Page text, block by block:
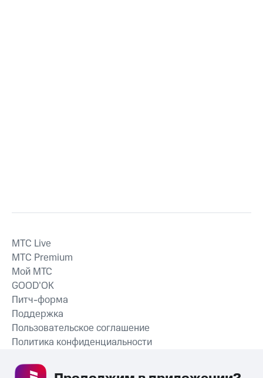
MTС Live
MTС Premium
Мой МТС
GOOD’OK
Питч-форма
Поддержка
Пользовательское соглашение
Политика конфиденциальности